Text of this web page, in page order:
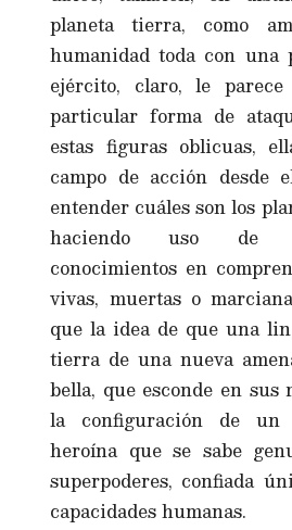
planeta tierra, como
humanidad toda con una
ejército, claro, le
particular forma de
estas figuras oblicuas,
campo de acción desde
entender cuáles son los
haciendo uso de
conocimientos en
vivas, muertas o
que la idea de que una
tierra de una nueva
bella, que esconde en sus
la configuración de
heroína que se sabe
superpoderes, confiada
capacidades humanas.